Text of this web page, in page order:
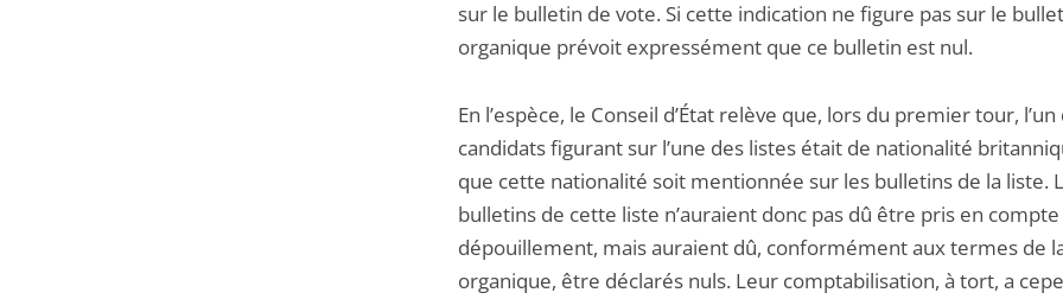
sur le bulletin de vote. Si cette indication ne figure pas sur le
organique prévoit expressément que ce bulletin est nul.
En l’espèce, le Conseil d’État relève que, lors du premier tour, l’un
candidats figurant sur l’une des listes était de nationalité
que cette nationalité soit mentionnée sur les bulletins de la liste.
bulletins de cette liste n’auraient donc pas dû être pris en
dépouillement, mais auraient dû, conformément aux termes de
organique, être déclarés nuls. Leur comptabilisation, à tort, a